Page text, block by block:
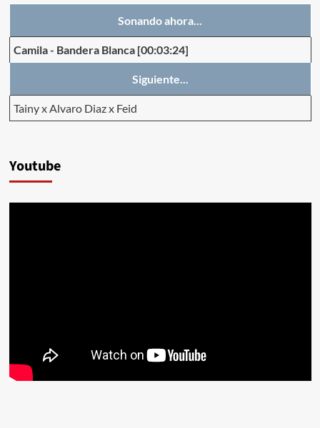
Sonando ahora...
Camila- Bandera Blanca [00:03:24]
Siguiente...
Tainy x Alvaro Diaz x Feid
Youtube